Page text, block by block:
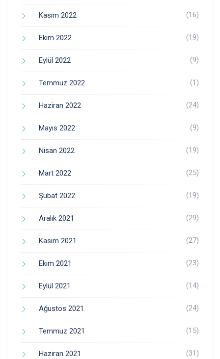
Kasım 2022 (16)
Ekim 2022 (19)
Eylül 2022 (9)
Temmuz 2022 (1)
Haziran 2022 (24)
Mayıs 2022 (9)
Nisan 2022 (19)
Mart 2022 (25)
Şubat 2022 (19)
Aralık 2021 (29)
Kasım 2021 (27)
Ekim 2021 (23)
Eylül 2021 (14)
Ağustos 2021 (24)
Temmuz 2021 (15)
Haziran 2021 (31)